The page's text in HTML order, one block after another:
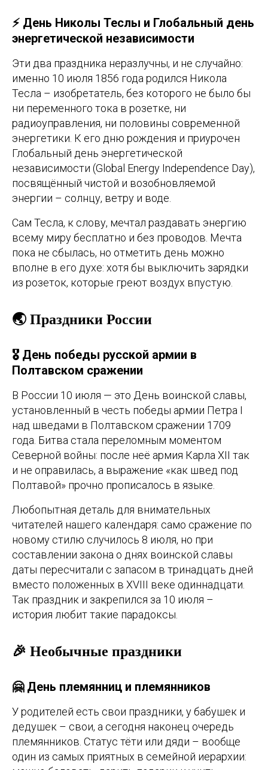
⚡ День Николы Теслы и Глобальный день
энергетической независимости
Эти два праздника неразлучны, и не случайно:
именно 10 июля 1856 года родился Никола
Тесла – изобретатель, без которого не было бы
ни переменного тока в розетке, ни
радиоуправления, ни половины современной
энергетики. К его дню рождения и приурочен
Глобальный день энергетической
независимости (Global Energy Independence Day),
посвящённый чистой и возобновляемой
энергии – солнцу, ветру и воде.
Сам Тесла, к слову, мечтал раздавать энергию
всему миру бесплатно и без проводов. Мечта
пока не сбылась, но отметить день можно
вполне в его духе: хотя бы выключить зарядки
из розеток, которые греют воздух впустую.
🌏 Праздники России
🎖️ День победы русской армии в
Полтавском сражении
В России 10 июля — это День воинской славы,
установленный в честь победы армии Петра I
над шведами в Полтавском сражении 1709
года. Битва стала переломным моментом
Северной войны: после неё армия Карла XII так
и не оправилась, а выражение «как швед под
Полтавой» прочно прописалось в языке.
Любопытная деталь для внимательных
читателей нашего календаря: само сражение по
новому стилю случилось 8 июля, но при
составлении закона о днях воинской славы
даты пересчитали с запасом в тринадцать дней
вместо положенных в XVIII веке одиннадцати.
Так праздник и закрепился за 10 июля –
история любит такие парадоксы.
🎉 Необычные праздники
🤗 День племянниц и племянников
У родителей есть свои праздники, у бабушек и
дедушек – свои, а сегодня наконец очередь
племянников. Статус тёти или дяди – вообще
один из самых приятных в семейной иерархии: